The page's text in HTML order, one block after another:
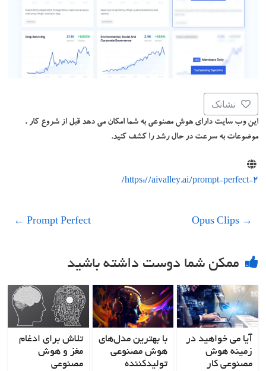
نشانک
این وب سایت دارای هوش مصنوعی به شما امکان می دهد قبل از شروع کار ،
موضوعات به سرعت در حال رشد را کشف کنید.
https://aivalley.ai/prompt-perfect-2/
→
Opus Clips
Prompt Perfect
←
ممکن شما دوست داشته باشید
آیا می خواهید در
زمینه هوش
مصنوعی کار
با بهترین مدل‌های
هوش مصنوعی
تولیدکننده
تلاش برای ادغام
مغز و هوش
مصنوعی